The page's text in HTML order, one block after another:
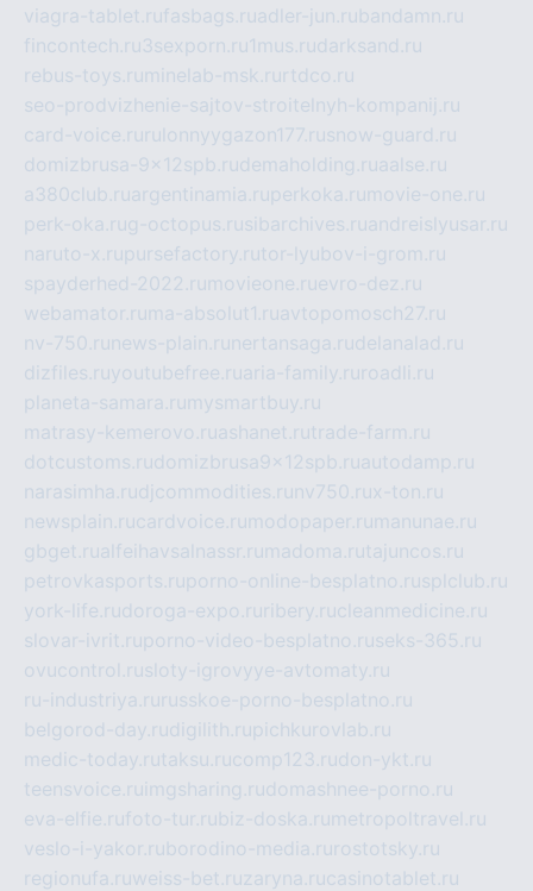
viagra-tablet.rufasbags.ruadler-jun.rubandamn.ru
fincontech.ru3sexporn.ru1mus.rudarksand.ru
rebus-toys.ru minelab-msk.ru rtdco.ru
seo-prodvizhenie-sajtov-stroitelnyh-kompanij.ru
card-voice.ru rulonnyygazon177.rusnow-guard.ru
domizbrusa-9x12spb.rudemaholding.ruaalse.ru
a380club.ruargentinamia.ruperkoka.ru movie-one.ru
perk-oka.rug-octopus.rusibarchives.ruandreislyusar.ru
naruto-x.rupursefactory.rutor-lyubov-i-grom.ru
spayderhed-2022.ru movieone.ruevro-dez.ru
webamator.ru ma-absolut1.ruavtopomosch27.ru
nv-750.ru news-plain.ru nertansaga.rudelanalad.ru
dizfiles.ruyoutubefree.ruaria-family.ru roadli.ru
planeta-samara.ru mysmartbuy.ru
matrasy-kemerovo.ruashanet.rutrade-farm.ru
dotcustoms.rudomizbrusa9x12spb.ruautodamp.ru
narasimha.rudjcommodities.ru nv750.rux-ton.ru
newsplain.rucardvoice.ru modopaper.ru manunae.ru
gbget.rualfeihavsalnassr.ru madoma.rutajuncos.ru
petrovkasports.ruporno-online-besplatno.rusplclub.ru
york-life.rudoroga-expo.ru ribery.rucleanmedicine.ru
slovar-ivrit.ruporno-video-besplatno.ruseks-365.ru
ovucontrol.rusloty-igrovyye-avtomaty.ru
ru-industriya.ru russkoe-porno-besplatno.ru
belgorod-day.rudigilith.rupichkurovlab.ru
medic-today.rutaksu.rucomp123.rudon-ykt.ru
teensvoice.ru imgsharing.rudomashnee-porno.ru
eva-elfie.rufoto-tur.rubiz-doska.ru metropoltravel.ru
veslo-i-yakor.ruborodino-media.ru rostotsky.ru
regionufa.ruweiss-bet.ruzaryna.rucasinotablet.ru